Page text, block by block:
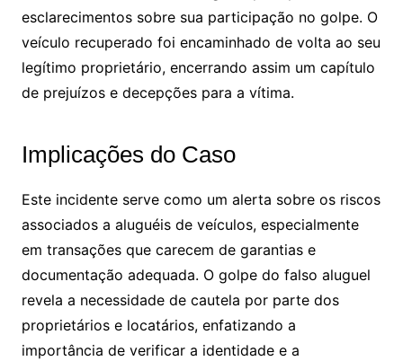
esclarecimentos sobre sua participação no golpe. O
veículo recuperado foi encaminhado de volta ao seu
legítimo proprietário, encerrando assim um capítulo
de prejuízos e decepções para a vítima.
Implicações do Caso
Este incidente serve como um alerta sobre os riscos
associados a aluguéis de veículos, especialmente
em transações que carecem de garantias e
documentação adequada. O golpe do falso aluguel
revela a necessidade de cautela por parte dos
proprietários e locatários, enfatizando a
importância de verificar a identidade e a